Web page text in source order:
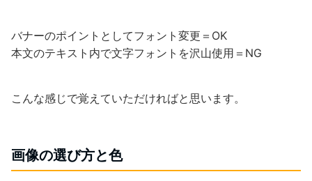
バナーのポイントとしてフォント変更＝OK
本文のテキスト内で文字フォントを沢山使用＝NG
こんな感じで覚えていただければと思います。
画像の選び方と色